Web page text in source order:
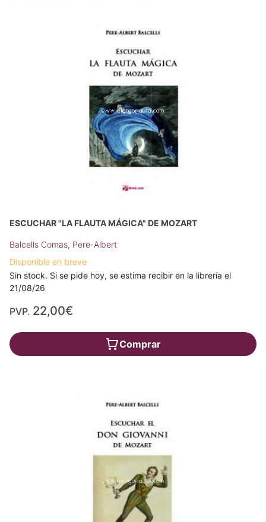
ESCUCHAR "LA FLAUTA MÁGICA" DE MOZART
Balcells Comas, Pere-Albert
Disponible en breve
Sin stock. Si se pide hoy, se estima recibir en la librería el
21/08/26
PVP. 22,00€
Comprar